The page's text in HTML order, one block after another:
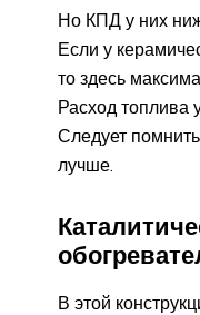
Но КПД у них
Если у
то здесь
Расход топлива
Следует
лучше.
В этой